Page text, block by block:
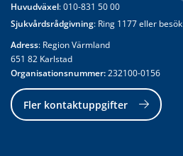
Huvudväxel: 010-831 50 00
Sjukvårdsrådgivning: Ring 1177 eller besök
Adress: Region Värmland
651 82 Karlstad
Organisationsnummer: 232100-0156
Fler kontaktuppgifter